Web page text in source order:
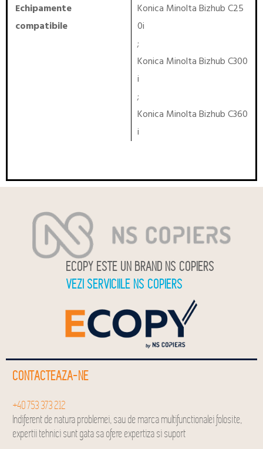
Echipamente
compatibile
Konica Minolta Bizhub C25
0i
;
Konica Minolta Bizhub C300
i
;
Konica Minolta Bizhub C360
i
ECOPY ESTE UN BRAND NS COPIERS
VEZI SERVICIILE NS COPIERS
CONTACTEAZA-NE
+40 753 373 212
Indiferent de natura problemei, sau de marca multifunctionalei folosite,
expertii tehnici sunt gata sa ofere expertiza si suport